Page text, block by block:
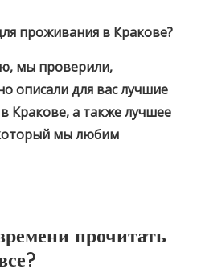
проживания в Кракове?
мы проверили,
описали для вас лучшие
Кракове, а также лучшее
мы любим
прочитать